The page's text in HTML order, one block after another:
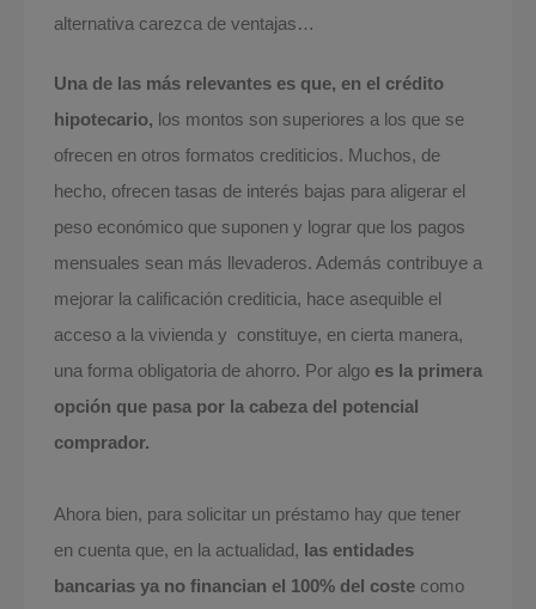
alternativa carezca de ventajas…
Una de las más relevantes es que, en el crédito
hipotecario, los montos son superiores a los que se
ofrecen en otros formatos crediticios. Muchos, de
hecho, ofrecen tasas de interés bajas para aligerar el
peso económico que suponen y lograr que los pagos
mensuales sean más llevaderos. Además contribuye a
mejorar la calificación crediticia, hace asequible el
acceso a la vivienda y constituye, en cierta manera,
una forma obligatoria de ahorro. Por algo es la primera
opción que pasa por la cabeza del potencial
comprador.
Ahora bien, para solicitar un préstamo hay que tener
en cuenta que, en la actualidad, las entidades
bancarias ya no financian el 100% del coste como